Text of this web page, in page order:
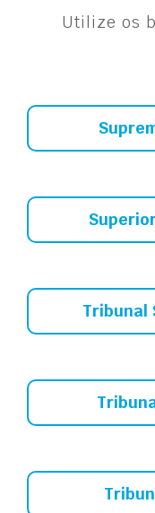
Utilize os
Tribunal